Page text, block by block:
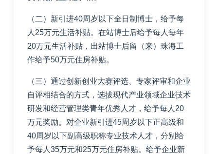
（二）新引进40周岁以下全日制博士，给予每
人 25万元生活补贴。在站博士后给予每人每年
20万元生活补贴，出站博士后留（来）珠海工
作给予50万元住房补贴。
（三）通过创新创业大赛评选、专家评审和企业
自评相结合的方式，选拔现代产业领域企业技术
研发和经营管理类青年优秀人才，给予每人 20
万元奖励。对企业新引进45周岁以下正高级和
40周岁以下副高级职称专业技术人才，分别给
予每人 35万元和25万元住房补贴。给予企业新